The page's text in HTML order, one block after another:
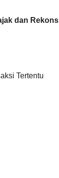
dan
Tertentu